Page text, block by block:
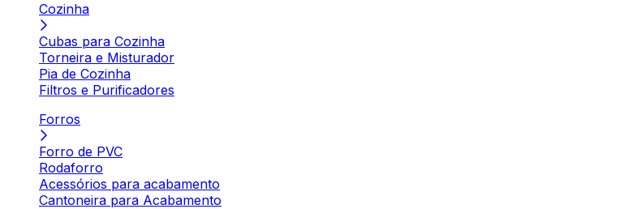
Cozinha
Cubas para Cozinha
Torneira e Misturador
Pia de Cozinha
Filtros e Purificadores
Forros
Forro de PVC
Rodaforro
Acessórios para acabamento
Cantoneira para Acabamento